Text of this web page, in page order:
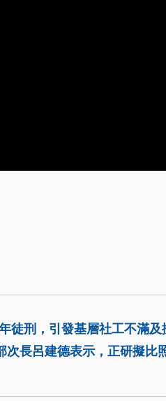
徒刑，引發基層社工不滿
長呂建德表示，正研擬比